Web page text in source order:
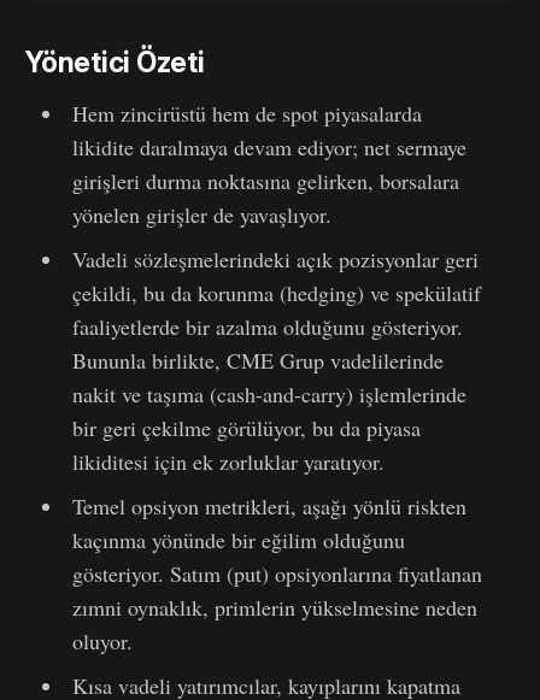
Yönetici Özeti
Hem zincirüstü hem de spot piyasalarda
likidite daralmaya devam ediyor; net sermaye
girişleri durma noktasına gelirken, borsalara
yönelen girişler de yavaşlıyor.
Vadeli sözleşmelerindeki açık pozisyonlar geri
çekildi, bu da korunma (hedging) ve spekülatif
faaliyetlerde bir azalma olduğunu gösteriyor.
Bununla birlikte, CME Grup vadelilerinde
nakit ve taşıma (cash-and-carry) işlemlerinde
bir geri çekilme görülüyor, bu da piyasa
likiditesi için ek zorluklar yaratıyor.
Temel opsiyon metrikleri, aşağı yönlü riskten
kaçınma yönünde bir eğilim olduğunu
gösteriyor. Satım (put) opsiyonlarına fiyatlanan
zımni oynaklık, primlerin yükselmesine neden
oluyor.
Kısa vadeli yatırımcılar, kayıplarını kapatma